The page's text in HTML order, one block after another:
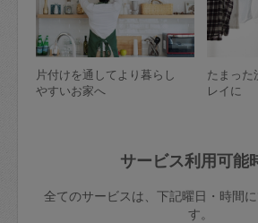
片付けを通してより暮らし
やすいお家へ
たまった
レイに
サービス利用可能
全てのサービスは、下記曜日・時間
す。